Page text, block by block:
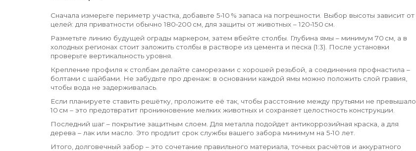
Сначала измерьте периметр участка, добавьте 5‑10 % запаса на погрешности. Выбор высоты зависит от
целей: для приватности обычно 180‑200 см, для защиты от животных – 120‑150 см.
Разметьте линию будущей ограды маркером, затем вбейте столбы. Глубина ямы – минимум 70 см, а в
холодных регионах стоит заложить столбы в растворе из цемента и песка (1:3). После установки
проверьте вертикальность уровня.
Крепление профиля к столбам делайте саморезами с хорошей резьбой, а соединения профнастила –
болтами с шайбами. Не забудьте про дренаж: в основании каждой ямы можно положить слой гравия,
чтобы вода не задерживалась.
Если планируете ставить решётку, проложите её так, чтобы расстояние между прутьями не превышало
10 см – это предотвратит проникновение мелких животных и сохраняет целостность конструкции.
Последний шаг – покрытие защитным слоем. Для металла подойдет антикоррозийная краска, а для
дерева – лак или масло. Это продлит срок службы вашего забора минимум на 5‑10 лет.
Итого, долговечный забор – это сочетание правильного материала, точных расчётов и аккуратного